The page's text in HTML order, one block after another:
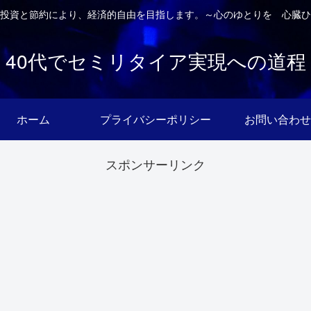
資と節約により、経済的自由を目指します。～心のゆとりを 心臓
40代でセミリタイア実現への道程
ホーム プライバシーポリシー お問い合わせ
スポンサーリンク